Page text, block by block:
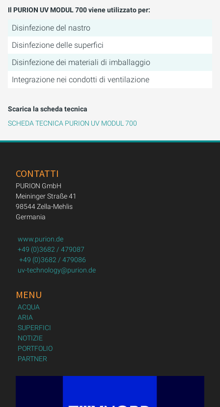
Il PURION UV MODUL 700 viene utilizzato per:
Disinfezione del nastro
Disinfezione delle superfici
Disinfezione dei materiali di imballaggio
Integrazione nei condotti di ventilazione
Scarica la scheda tecnica
SCHEDA TECNICA PURION UV MODUL 700
CONTATTI
PURION GmbH
Meininger Straße 41
98544 Zella-Mehlis
Germania
www.purion.de
+49 (0)3682 / 479087
+49 (0)3682 / 479086
uv-technology@purion.de
MENU
ACQUA
ARIA
SUPERFICI
NOTIZIE
PORTFOLIO
PARTNER